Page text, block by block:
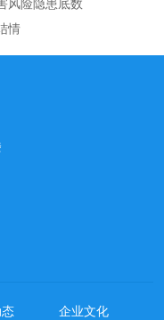
风险隐患底数
情
企业文化